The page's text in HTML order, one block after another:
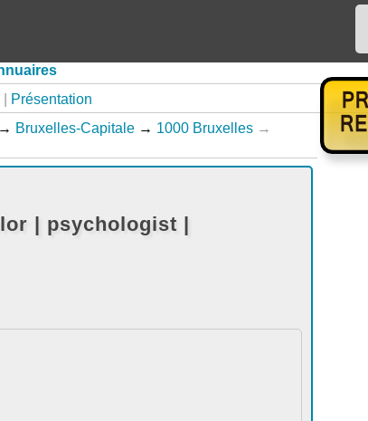
Présentation
→ Bruxelles-Capitale → 1000 Bruxelles →
| psychologist |